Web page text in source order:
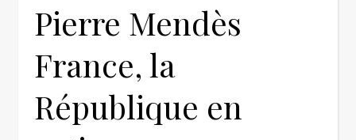
Pierre Mendès
France, la
République en